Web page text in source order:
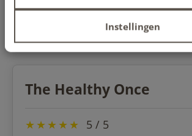
Instellingen
Goede ervaring. Denken mee met de
The Healthy Once
★★★★★ 5 / 5